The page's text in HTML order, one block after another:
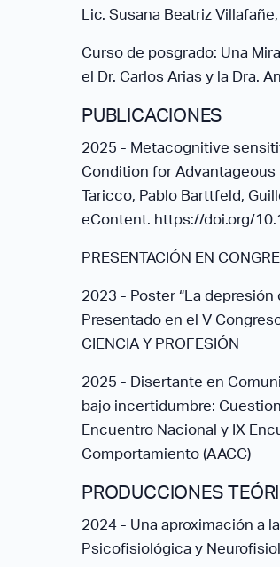
Lic. Susana Beatriz
Curso de posgrado: Una
el Dr. Carlos Arias y la Dra.
PUBLICACIONES
2025 - Metacognitive
Condition for Advantageous
Taricco, Pablo Barttfeld,
eContent. https://doi.org/
PRESENTACIÓN EN
2023 - Poster “La
Presentado en el V
CIENCIA Y PROFESIÓN
2025 - Disertante en
bajo incertidumbre:
Encuentro Nacional y IX
Comportamiento (AACC)
PRODUCCIONES
2024 - Una aproximación a
Psicofisiológica y